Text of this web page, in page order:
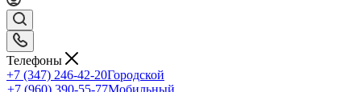
Телефоны
+7 (347) 246-42-20Городской
+7 (960) 390-55-77Мобильный